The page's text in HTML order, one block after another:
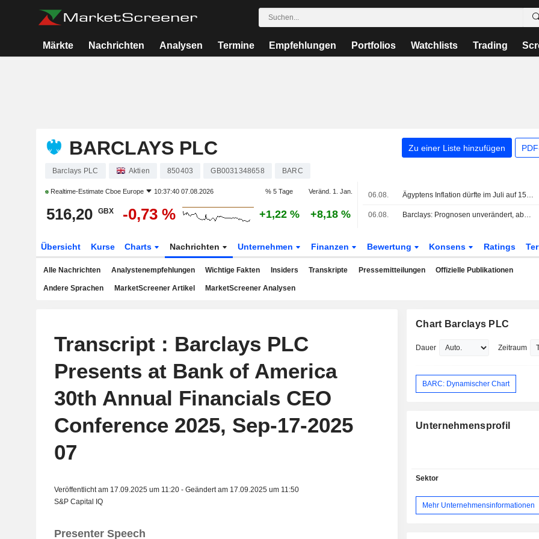
Märkte Nachrichten Analysen Termine Empfehlungen Portfolios Watchlists Trading
BARCLAYS PLC Zu einer Liste hinzufügen
Barclays PLC Aktien 850403 GB0031348658 BARC
Realtime-Estimate Cboe Europe 10:37:40 07.08.2026 % 5 Tage Veränd. 1. Jan.
516,20 GBX -0,73 % +1,22 % +8,18 %
06.08. Ägyptens Inflation dürfte im Juli auf 15,6% gestiegen sein, zeigt Umfrage
06.08. Barclays: Prognosen unverändert, aber SOTP angehoben
Übersicht Kurse Charts Nachrichten Unternehmen Finanzen Bewertung Konsens Ratings
Alle Nachrichten Analystenempfehlungen Wichtige Fakten Insiders Transkripte Pressemitteilungen Offizielle Publikationen
Andere Sprachen MarketScreener Artikel MarketScreener Analysen
Transcript : Barclays PLC
Presents at Bank of America
30th Annual Financials CEO
Conference 2025, Sep-17-2025
07
Veröffentlicht am 17.09.2025 um 11:20 - Geändert am 17.09.2025 um 11:50
S&P Capital IQ
Presenter Speech
Chart Barclays PLC
Dauer Zeitraum
BARC: Dynamischer Chart
Unternehmensprofil
Sektor
Mehr Unternehmensinformationen